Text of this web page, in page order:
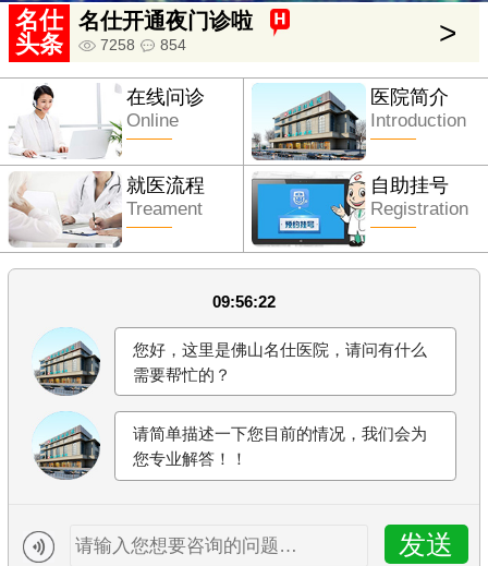
名仕
头条
名仕开通夜门诊啦
7258 854 >
在线问诊
Online
医院简介
Introduction
就医流程
Treament
自助挂号
Registration
09:56:22
您好，这里是佛山名仕医院，请问有什么
需要帮忙的？
请简单描述一下您目前的情况，我们会为
您专业解答！！
发送